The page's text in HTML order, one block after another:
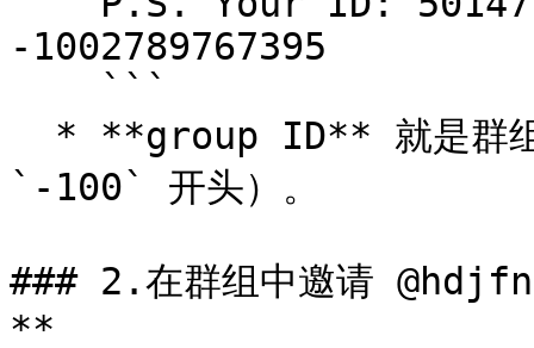
-1002789767395
`-100` 开头）。
### 2.在群组中邀请
**